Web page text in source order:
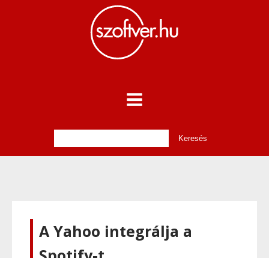
A Yahoo integrálja a